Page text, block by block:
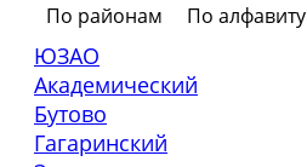
По районам По алфавиту
ЮЗАО
Академический
Бутово
Гагаринский